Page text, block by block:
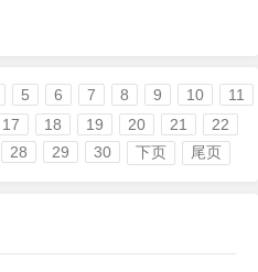
5 6 7 8 9 10
11
17 18 19 20 21
22
28 29 30 下页 尾页